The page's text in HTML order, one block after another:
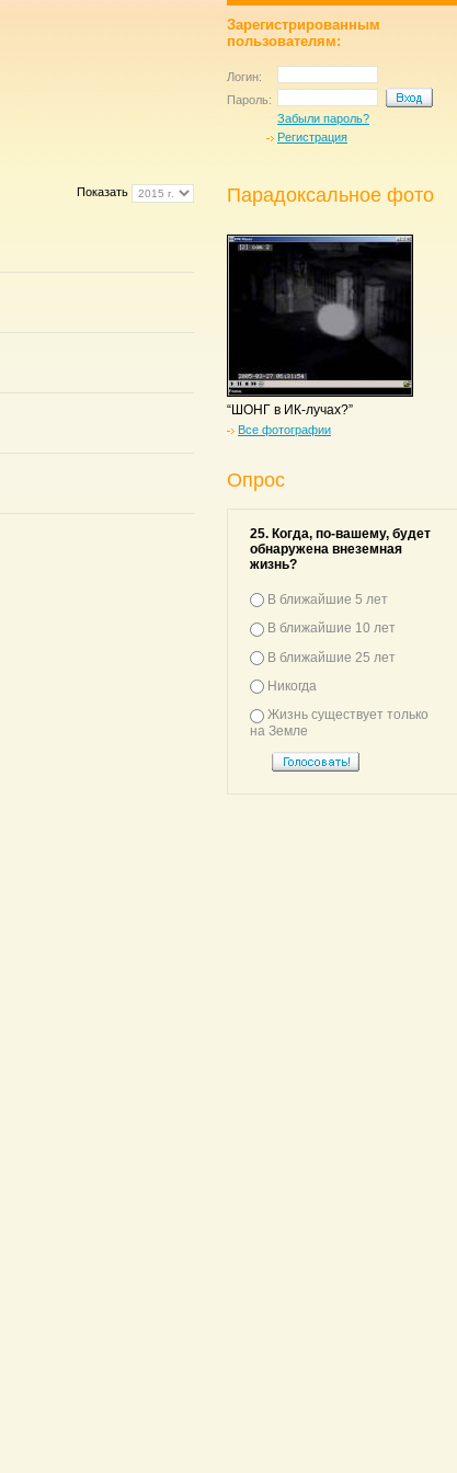
Зарегистрированным
пользователям:
Логин:
Пароль:
Забыли пароль?
Регистрация
Показать Парадоксальное фото
“ШОНГ в ИК-лучах?”
Все фотографии
Опрос
25. Когда, по-вашему, будет
обнаружена внеземная
жизнь?
В ближайшие 5 лет
В ближайшие 10 лет
В ближайшие 25 лет
Никогда
Жизнь существует только
на Земле